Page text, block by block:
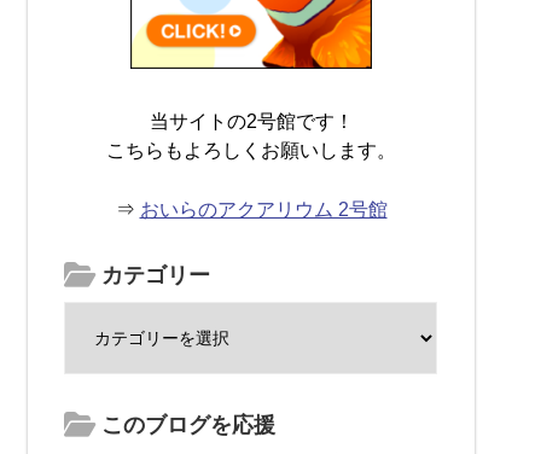
当サイトの2号館です！
こちらもよろしくお願いします。
⇒ おいらのアクアリウム 2号館
カテゴリー
このブログを応援